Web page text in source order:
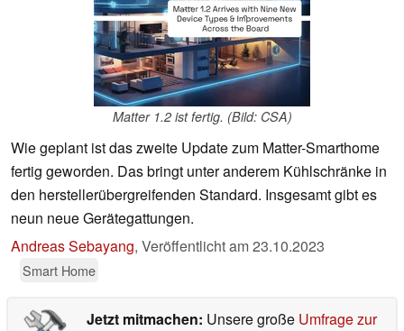
Matter 1.2 ist fertig. (Bild: CSA)
Wie geplant ist das zweite Update zum Matter-Smarthome
fertig geworden. Das bringt unter anderem Kühlschränke in
den herstellerübergreifenden Standard. Insgesamt gibt es
neun neue Gerätegattungen.
Andreas Sebayang, Veröffentlicht am23.10.2023
Smart Home
Jetzt mitmachen: Unsere große Umfrage zur